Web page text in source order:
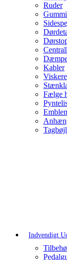
Ruder
Kabler
Fælge
Indvendigt